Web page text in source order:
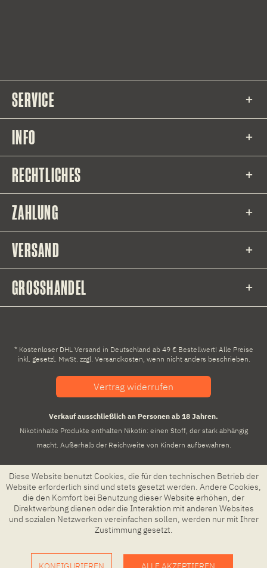
SERVICE
INFO
RECHTLICHES
ZAHLUNG
VERSAND
GROSSHANDEL
* Kostenloser DHL Versand in Deutschland ab 49 € Bestellwert! Alle Preise
inkl. gesetzl. MwSt. zzgl. Versandkosten, wenn nicht anders beschrieben.
Vertrag widerrufen
Verkauf ausschließlich an Personen ab 18 Jahren.
Nikotinhalte Produkte enthalten Nikotin: einen Stoff, der stark abhängig
macht. Außerhalb der Reichweite von Kindern aufbewahren.
Diese Website benutzt Cookies, die für den technischen Betrieb der
Website erforderlich sind und stets gesetzt werden. Andere Cookies,
die den Komfort bei Benutzung dieser Website erhöhen, der
Direktwerbung dienen oder die Interaktion mit anderen Websites
und sozialen Netzwerken vereinfachen sollen, werden nur mit Ihrer
Zustimmung gesetzt.